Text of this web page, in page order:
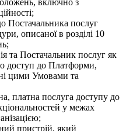
включно з
Постачальника послуг
описаної в розділі 10
та Постачальник послуг як
доступ до Платформи,
цими Умовами та
платна послуга доступу до
у межах
пристрій, який